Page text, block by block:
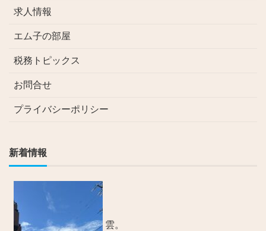
求人情報
エム子の部屋
税務トピックス
お問合せ
プライバシーポリシー
新着情報
雲。